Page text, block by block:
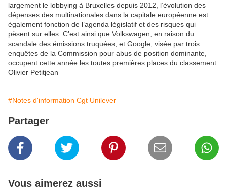
largement le lobbying à Bruxelles depuis 2012, l’évolution des
dépenses des multinationales dans la capitale européenne est
également fonction de l’agenda législatif et des risques qui
pèsent sur elles. C’est ainsi que Volkswagen, en raison du
scandale des émissions truquées, et Google, visée par trois
enquêtes de la Commission pour abus de position dominante,
occupent cette année les toutes premières places du classement.
Olivier Petitjean
#Notes d'information Cgt Unilever
Partager
Vous aimerez aussi